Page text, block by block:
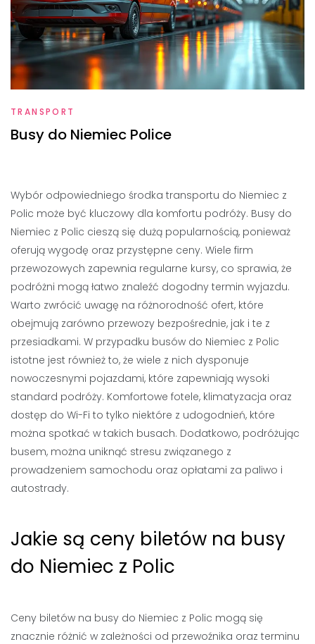
TRANSPORT
Busy do Niemiec Police
Wybór odpowiedniego środka transportu do Niemiec z
Polic może być kluczowy dla komfortu podróży. Busy do
Niemiec z Polic cieszą się dużą popularnością, ponieważ
oferują wygodę oraz przystępne ceny. Wiele firm
przewozowych zapewnia regularne kursy, co sprawia, że
podróżni mogą łatwo znaleźć dogodny termin wyjazdu.
Warto zwrócić uwagę na różnorodność ofert, które
obejmują zarówno przewozy bezpośrednie, jak i te z
przesiadkami. W przypadku busów do Niemiec z Polic
istotne jest również to, że wiele z nich dysponuje
nowoczesnymi pojazdami, które zapewniają wysoki
standard podróży. Komfortowe fotele, klimatyzacja oraz
dostęp do Wi-Fi to tylko niektóre z udogodnień, które
można spotkać w takich busach. Dodatkowo, podróżując
busem, można uniknąć stresu związanego z
prowadzeniem samochodu oraz opłatami za paliwo i
autostrady.
Jakie są ceny biletów na busy
do Niemiec z Polic
Ceny biletów na busy do Niemiec z Polic mogą się
znacznie różnić w zależności od przewoźnika oraz terminu